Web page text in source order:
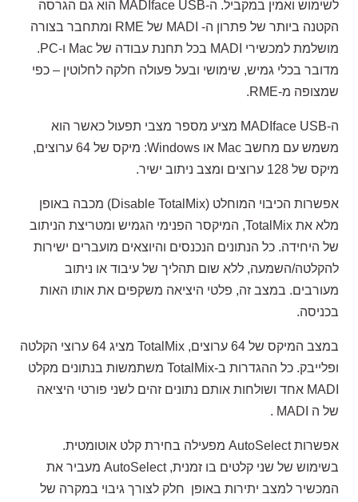
לשימוש ואמין במקביל. ה-MADIface USB הוא גם הגרסה
הקטנה ביותר של פתרון ה- MADI של RME ומתחבר בצורה
מושלמת למכשירי MADI בכל תחנת עבודה של Mac ו-PC.
מדובר בכלי גמיש, שימושי ובעל פעולה חלקה לחלוטין – כפי
שמצופה מ-RME.
ה-MADIface USB מציע מספר מצבי תפעול כאשר הוא
משמש עם מחשב Mac או Windows: מיקס של 64 ערוצים,
מיקס של 128 ערוצים ומצב ניתוב ישיר.
אפשרות הכיבוי המוחלט (Disable TotalMix) מכבה באופן
מלא את TotalMix, המיקסר הפנימי הגמיש ומטריצת הניתוב
של היחידה. כל הנתונים הנכנסים והיוצאים מועברים ישירות
להקלטה/השמעה, ללא שום תהליך של עיבוד או ניתוב
מעורבים. במצב זה, פלטי היציאה משקפים את אותו האות
בכניסה.
במצב המיקס של 64 ערוצים, TotalMix מציג 64 ערוצי הקלטה
ופלייבק. כל ההגדרות ב-TotalMix משתמשות בנתונים מקלט
MADI אחד ושולחות אותם נתונים זהים לשני פורטי היציאה
של ה MADI .
אפשרות AutoSelect מפעילה בחירת קלט אוטומטית.
בשימוש של שני קלטים בו זמנית, AutoSelect מעביר את
המכשיר למצב יתירות באופן חלק לצורך גיבוי במקרה של